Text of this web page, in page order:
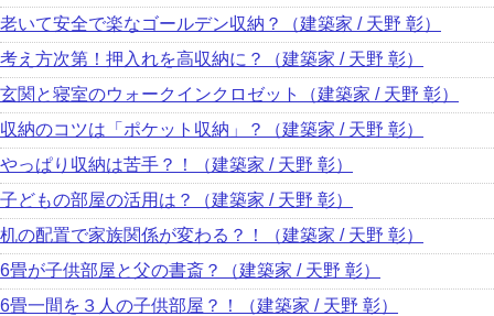
老いて安全で楽なゴールデン収納？（建築家 / 天野 彰）
考え方次第！押入れを高収納に？（建築家 / 天野 彰）
玄関と寝室のウォークインクロゼット（建築家 / 天野 彰）
収納のコツは「ポケット収納」？（建築家 / 天野 彰）
やっぱり収納は苦手？！（建築家 / 天野 彰）
子どもの部屋の活用は？（建築家 / 天野 彰）
机の配置で家族関係が変わる？！（建築家 / 天野 彰）
6畳が子供部屋と父の書斎？（建築家 / 天野 彰）
6畳一間を３人の子供部屋？！（建築家 / 天野 彰）